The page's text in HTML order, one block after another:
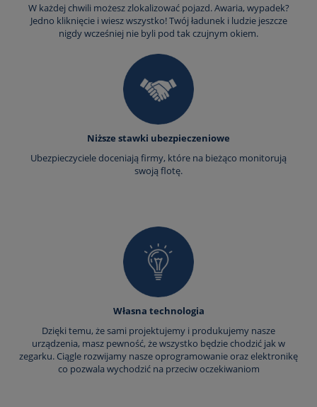
W każdej chwili możesz zlokalizować pojazd. Awaria, wypadek?
Jedno kliknięcie i wiesz wszystko! Twój ładunek i ludzie jeszcze
nigdy wcześniej nie byli pod tak czujnym okiem.
Niższe stawki ubezpieczeniowe
Ubezpieczyciele doceniają firmy, które na bieżąco monitorują
swoją flotę.
Własna technologia
Dzięki temu, że sami projektujemy i produkujemy nasze
urządzenia, masz pewność, że wszystko będzie chodzić jak w
zegarku. Ciągle rozwijamy nasze oprogramowanie oraz elektronikę
co pozwala wychodzić na przeciw oczekiwaniom